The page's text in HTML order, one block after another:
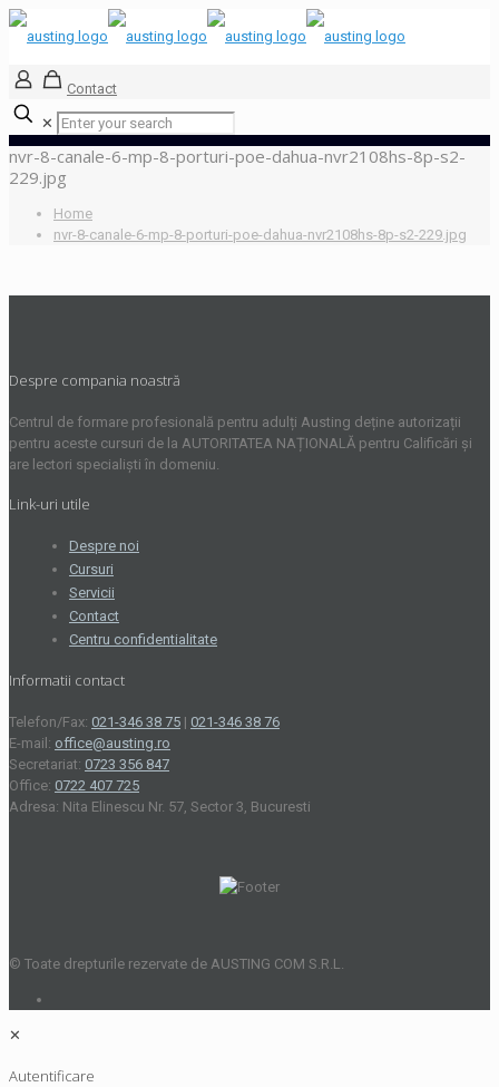
Contact
✕
nvr-8-canale-6-mp-8-porturi-poe-dahua-nvr2108hs-8p-s2-
229.jpg
Home
nvr-8-canale-6-mp-8-porturi-poe-dahua-nvr2108hs-8p-s2-229.jpg
Despre compania noastră
Centrul de formare profesională pentru adulți Austing deține autorizații
pentru aceste cursuri de la AUTORITATEA NAȚIONALĂ pentru Calificări și
are lectori specialiști în domeniu.
Link-uri utile
Despre noi
Cursuri
Servicii
Contact
Centru confidentialitate
Informatii contact
Telefon/Fax: 021-346 38 75 | 021-346 38 76
E-mail: office@austing.ro
Secretariat: 0723 356 847
Office: 0722 407 725
Adresa: Nita Elinescu Nr. 57, Sector 3, Bucuresti
© Toate drepturile rezervate de AUSTING COM S.R.L.
✕
Autentificare